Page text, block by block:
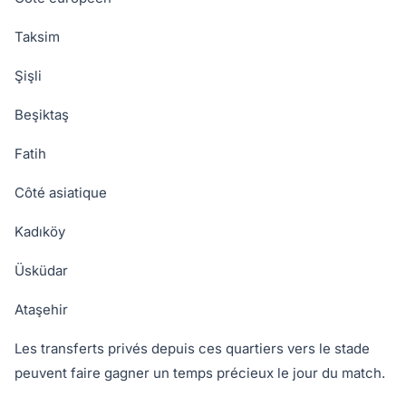
Taksim
Şişli
Beşiktaş
Fatih
Côté asiatique
Kadıköy
Üsküdar
Ataşehir
Les transferts privés depuis ces quartiers vers le stade
peuvent faire gagner un temps précieux le jour du match.